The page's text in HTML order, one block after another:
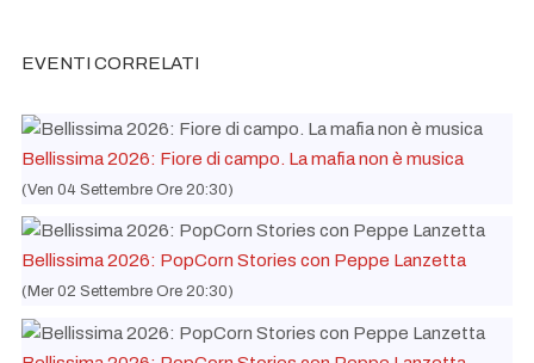
EVENTI CORRELATI
Bellissima 2026: Fiore di campo. La mafia non è musica
(Ven 04 Settembre Ore 20:30)
Bellissima 2026: PopCorn Stories con Peppe Lanzetta
(Mer 02 Settembre Ore 20:30)